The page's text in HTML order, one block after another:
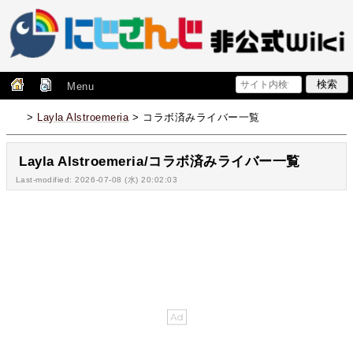
Menu
> Layla Alstroemeria > コラボ済みライバー一覧
Layla Alstroemeria/コラボ済みライバー一覧
Last-modified: 2026-07-08 (水) 20:02:03